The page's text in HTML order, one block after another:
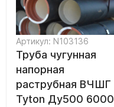
Артикул: N103136
Труба чугунная
напорная
раструбная ВЧШГ
Tyton Ду500 6000